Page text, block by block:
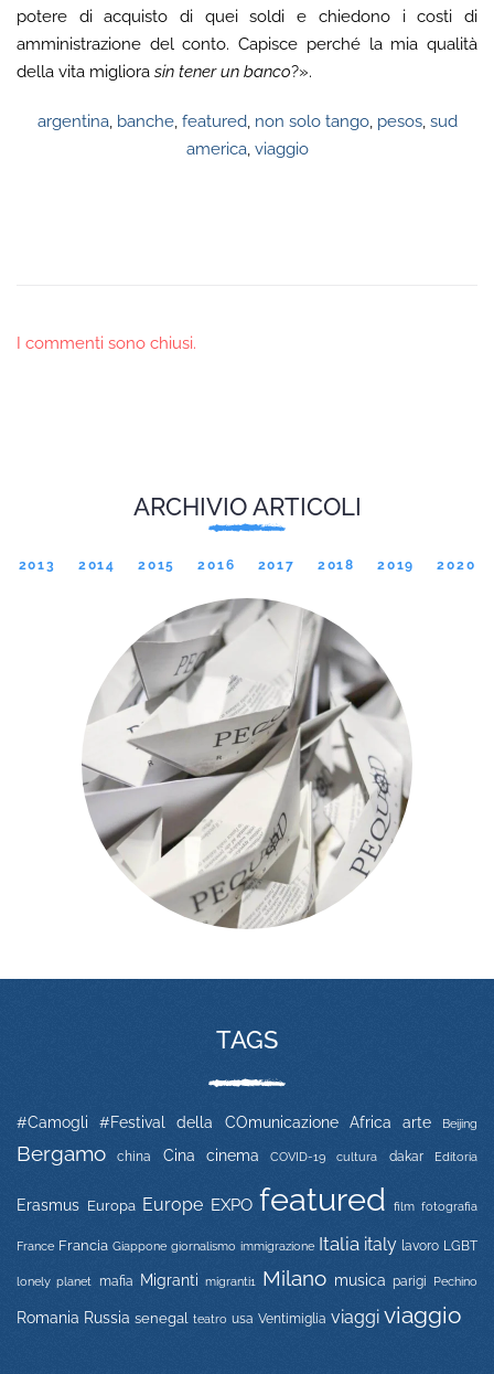
potere di acquisto di quei soldi e chiedono i costi di
amministrazione del conto. Capisce perché la mia qualità
della vita migliora sin tener un banco?».
argentina, banche, featured, non solo tango, pesos, sud
america, viaggio
I commenti sono chiusi.
ARCHIVIO ARTICOLI
2013 2014 2015 2016 2017 2018 2019 2020
TAGS
#Camogli #Festival della COmunicazione Africa arte Beijing
Bergamo china Cina cinema COVID-19 cultura dakar Editoria
Erasmus Europa Europe EXPO featured film fotografia
France Francia Giappone giornalismo immigrazione Italia italy lavoro LGBT
lonely planet mafia Migranti migranti1 Milano musica parigi Pechino
Romania Russia senegal teatro usa Ventimiglia viaggi viaggio